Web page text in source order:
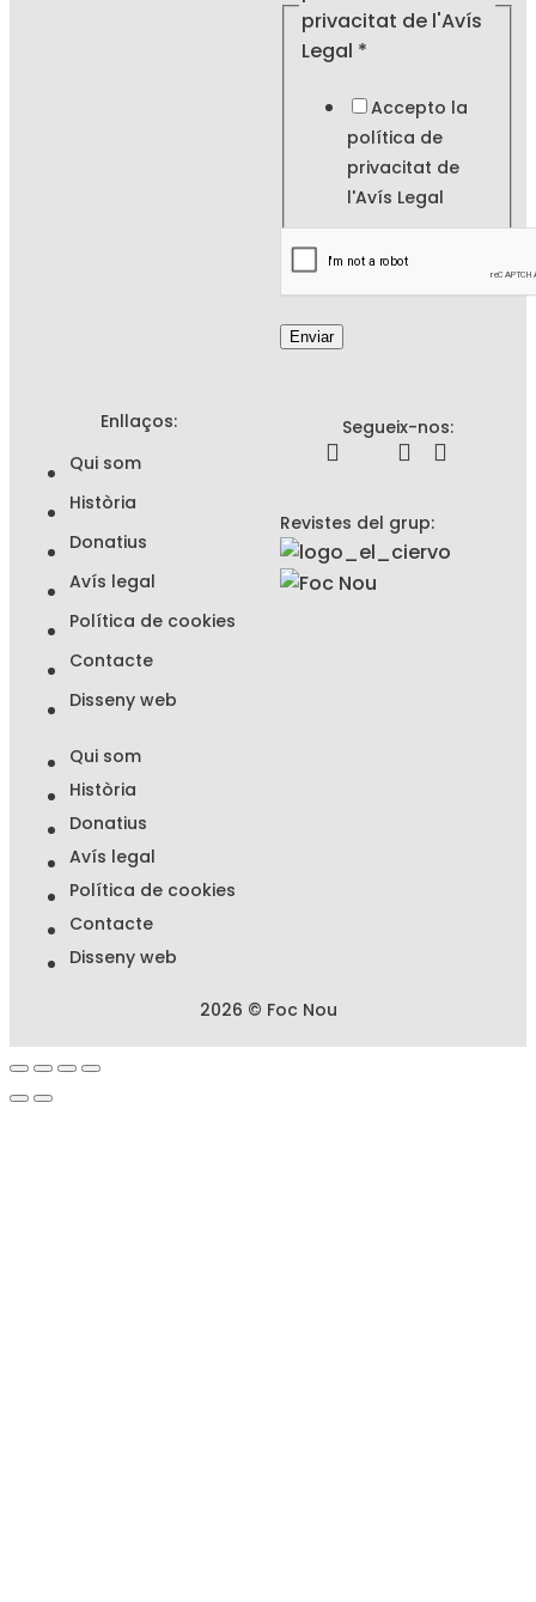
privacitat de l'Avís
Legal *
Accepto la
política de
privacitat de
l'Avís Legal
Enviar
Enllaços:
Qui som
Història
Donatius
Avís legal
Política de cookies
Contacte
Disseny web
Qui som
Història
Donatius
Avís legal
Política de cookies
Contacte
Disseny web
Segueix-nos:
Revistes del grup:
2026 © Foc Nou